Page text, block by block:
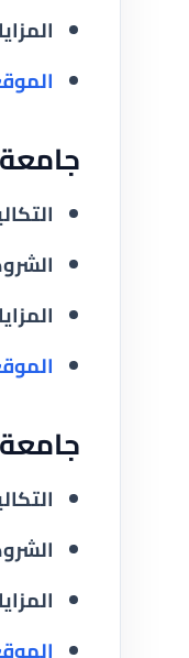
جامعة
جامعة